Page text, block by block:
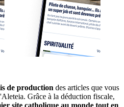
de production des articles que vous
Grâce à la déduction fiscale,